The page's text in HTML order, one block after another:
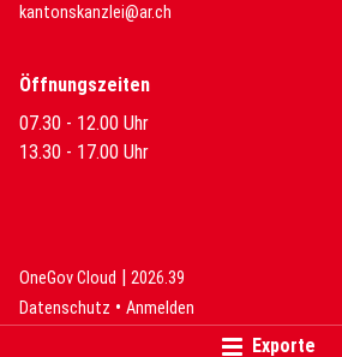
Exporte
kantonskanzlei@ar.ch
Öffnungszeiten
07.30 - 12.00 Uhr
13.30 - 17.00 Uhr
OneGov Cloud (External Link)
| 2026.39
Datenschutz (External Link)
Anmelden